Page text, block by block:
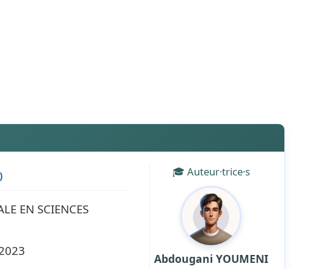
EN SCIENCES
🎓 Auteur·trice·s
Abdougani YOUMENI